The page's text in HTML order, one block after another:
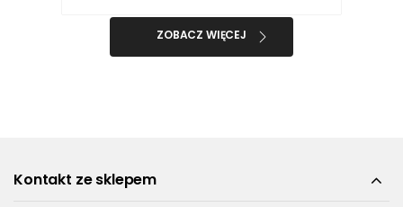
ZOBACZ WIĘCEJ
Kontakt ze sklepem